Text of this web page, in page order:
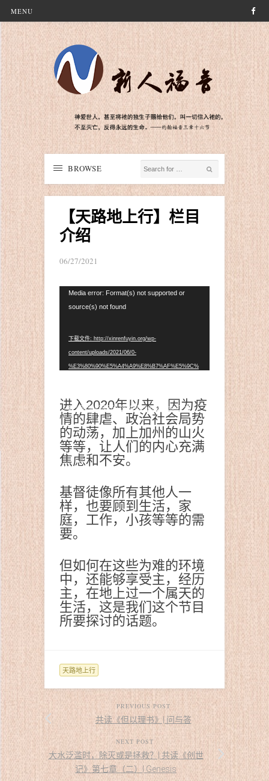
MENU
BROWSE
【天路地上行】栏目
介绍
06/27/2021
Media error: Format(s) not supported or
source(s) not found
下载文件: http://xinrenfuyin.org/wp-
content/uploads/2021/06/0-
%E3%80%90%E5%A4%A9%E8%B7%AF%E5%9C%
E7%9B%AE%E9%A2%84%E5%91%8A.mp4?_=1
进入2020年以来，因为疫
情的肆虐、政治社会局势
的动荡，加上加州的山火
等等，让人们的内心充满
焦虑和不安。
基督徒像所有其他人一
样，也要顾到生活，家
庭，工作，小孩等等的需
要。
但如何在这些为难的环境
中，还能够享受主，经历
主，在地上过一个属天的
生活，这是我们这个节目
所要探讨的话题。
天路地上行
PREVIOUS POST
共读《但以理书》| 问与答
NEXT POST
大水泛滥时，除灭或是拯救？| 共读《创世
记》第七章（二）| Genesis